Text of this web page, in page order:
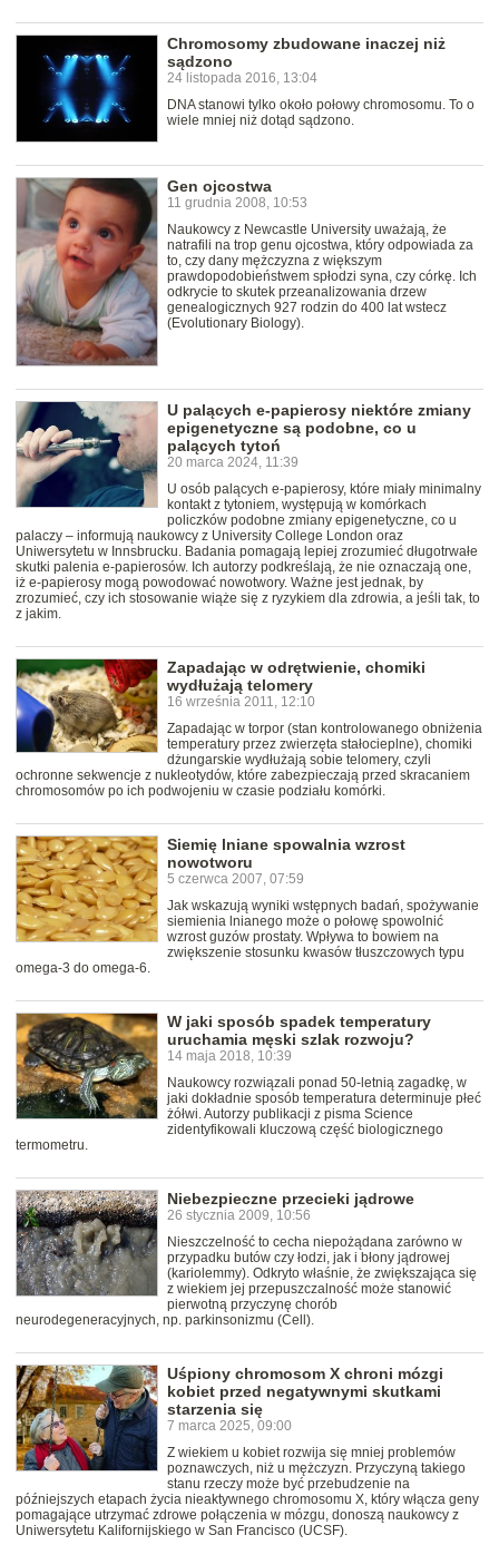
Chromosomy zbudowane inaczej niż
sądzono
24 listopada 2016, 13:04
DNA stanowi tylko około połowy chromosomu. To o
wiele mniej niż dotąd sądzono.
Gen ojcostwa
11 grudnia 2008, 10:53
Naukowcy z Newcastle University uważają, że
natrafili na trop genu ojcostwa, który odpowiada za
to, czy dany mężczyzna z większym
prawdopodobieństwem spłodzi syna, czy córkę. Ich
odkrycie to skutek przeanalizowania drzew
genealogicznych 927 rodzin do 400 lat wstecz
(Evolutionary Biology).
U palących e-papierosy niektóre zmiany
epigenetyczne są podobne, co u
palących tytoń
20 marca 2024, 11:39
U osób palących e-papierosy, które miały minimalny
kontakt z tytoniem, występują w komórkach
policzków podobne zmiany epigenetyczne, co u
palaczy – informują naukowcy z University College London oraz
Uniwersytetu w Innsbrucku. Badania pomagają lepiej zrozumieć długotrwałe
skutki palenia e-papierosów. Ich autorzy podkreślają, że nie oznaczają one,
iż e-papierosy mogą powodować nowotwory. Ważne jest jednak, by
zrozumieć, czy ich stosowanie wiąże się z ryzykiem dla zdrowia, a jeśli tak, to
z jakim.
Zapadając w odrętwienie, chomiki
wydłużają telomery
16 września 2011, 12:10
Zapadając w torpor (stan kontrolowanego obniżenia
temperatury przez zwierzęta stałocieplne), chomiki
dżungarskie wydłużają sobie telomery, czyli
ochronne sekwencje z nukleotydów, które zabezpieczają przed skracaniem
chromosomów po ich podwojeniu w czasie podziału komórki.
Siemię lniane spowalnia wzrost
nowotworu
5 czerwca 2007, 07:59
Jak wskazują wyniki wstępnych badań, spożywanie
siemienia lnianego może o połowę spowolnić
wzrost guzów prostaty. Wpływa to bowiem na
zwiększenie stosunku kwasów tłuszczowych typu
omega-3 do omega-6.
W jaki sposób spadek temperatury
uruchamia męski szlak rozwoju?
14 maja 2018, 10:39
Naukowcy rozwiązali ponad 50-letnią zagadkę, w
jaki dokładnie sposób temperatura determinuje płeć
żółwi. Autorzy publikacji z pisma Science
zidentyfikowali kluczową część biologicznego
termometru.
Niebezpieczne przecieki jądrowe
26 stycznia 2009, 10:56
Nieszczelność to cecha niepożądana zarówno w
przypadku butów czy łodzi, jak i błony jądrowej
(kariolemmy). Odkryto właśnie, że zwiększająca się
z wiekiem jej przepuszczalność może stanowić
pierwotną przyczynę chorób
neurodegeneracyjnych, np. parkinsonizmu (Cell).
Uśpiony chromosom X chroni mózgi
kobiet przed negatywnymi skutkami
starzenia się
7 marca 2025, 09:00
Z wiekiem u kobiet rozwija się mniej problemów
poznawczych, niż u mężczyzn. Przyczyną takiego
stanu rzeczy może być przebudzenie na
późniejszych etapach życia nieaktywnego chromosomu X, który włącza geny
pomagające utrzymać zdrowe połączenia w mózgu, donoszą naukowcy z
Uniwersytetu Kalifornijskiego w San Francisco (UCSF).